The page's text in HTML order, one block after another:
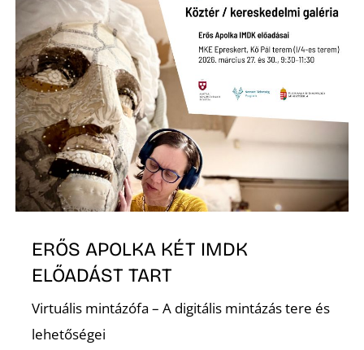
ERŐS APOLKA KÉT IMDK
ELŐADÁST TART
Virtuális mintázófa – A digitális mintázás tere és
lehetőségei